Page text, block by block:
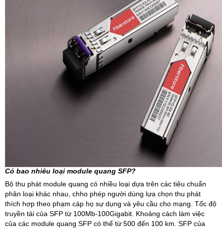
Có bao nhiêu loại module quang SFP?
Bộ thu phát module quang có nhiều loại dựa trên các tiêu chuẩn
phân loại khác nhau, chho phép người dùng lựa chọn thu phát
thích hợp theo phạm cáp họ sự dụng và yêu cầu cho mạng. Tốc độ
truyền tải của SFP từ 100Mb-100Gigabit. Khoảng cách làm việc
của các module quang SFP có thể từ 500 đến 100 km. SFP của